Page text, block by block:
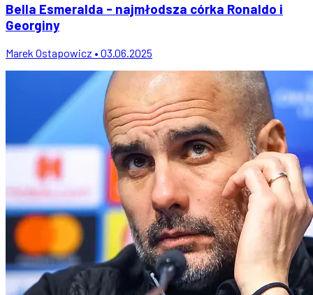
Bella Esmeralda - najmłodsza córka Ronaldo i
Georginy
Marek Ostapowicz • 03.06.2025